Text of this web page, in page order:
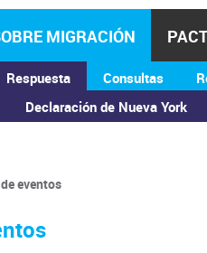
MIGRACIÓN
Respuesta
Declaración de Nueva York
Consultas
eventos